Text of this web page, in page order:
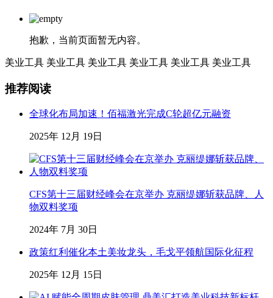
抱歉，当前页面暂无内容。
美业工具 美业工具 美业工具 美业工具 美业工具 美业工具
推荐阅读
全球化布局加速！佰福激光完成C轮超亿元融资
2025年 12月 19日
CFS第十三届财经峰会在京举办 克丽缇娜斩获品牌、人
物双料奖项
2024年 7月 30日
政策红利催化本土美妆龙头，毛戈平领航国际化征程
2025年 12月 15日